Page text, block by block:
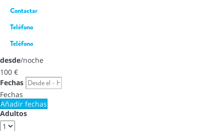
Contactar
Teléfono
Teléfono
desde/noche
100 €
Fechas
Fechas
Añadir fechas
Adultos